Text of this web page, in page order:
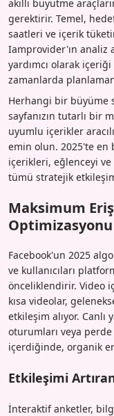
akıllı büyütme
gerektirir. Temel,
saatleri ve içerik
Iamprovider'ın analiz
yardımcı olarak
zamanlarda
Herhangi bir büyüme
sayfanızın tutarlı bir
uyumlu içerikler
emin olun. 2025'te en
içerikleri, eğlenceyi
tümü stratejik
Maksimum
Optimizasyonu
Facebook'un 2025
ve kullanıcıları
önceliklendirir. Video
kısa videolar,
etkileşim alıyor. Canlı
oturumları veya
içerdiğinde, organik
Etkileşimi
İnteraktif anketler, bilgi